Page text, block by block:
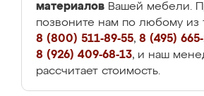
материалов Вашей мебели.
позвоните нам по любому из
8 (800) 511-89-55, 8 (495)
8 (926) 409-68-13, и наш
рассчитает стоимость.